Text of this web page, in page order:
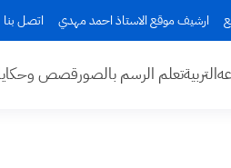
ارشيف موقع الاستاذ احمد مهدي اتصل بنا
التربيةتعلم الرسم بالصورقصص